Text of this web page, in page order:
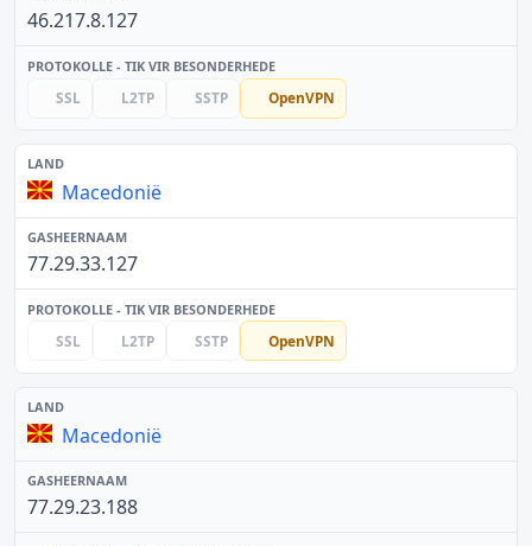
46.217.8.127
SSL L2TP SSTP OpenVPN
Macedonië
77.29.33.127
SSL L2TP SSTP OpenVPN
Macedonië
77.29.23.188